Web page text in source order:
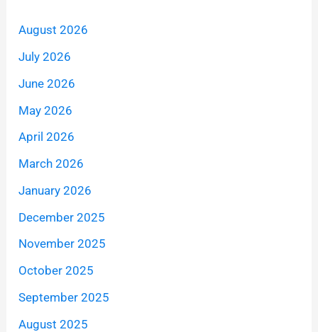
August 2026
July 2026
June 2026
May 2026
April 2026
March 2026
January 2026
December 2025
November 2025
October 2025
September 2025
August 2025